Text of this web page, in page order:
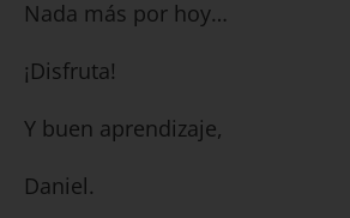
Nada más por hoy…
¡Disfruta!
Y buen aprendizaje,
Daniel.